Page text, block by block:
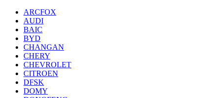
ARCFOX
AUDI
BAIC
BYD
CHANGAN
CHERY
CHEVROLET
CITROEN
DFSK
DOMY